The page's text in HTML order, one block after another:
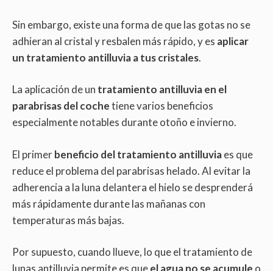
Sin embargo, existe una forma de que las gotas no se
adhieran al cristal y resbalen más rápido, y es aplicar
un tratamiento antilluvia a tus cristales.
La aplicación de un tratamiento antilluvia en el
parabrisas del cochetiene varios beneficios
especialmente notables durante otoño e invierno.
El primerbeneficio del tratamiento antilluviaes que
reduce el problema del parabrisas helado. Al evitar la
adherencia a la luna delantera el hielo se desprenderá
más rápidamente durante las mañanas con
temperaturas más bajas.
Por supuesto, cuando llueve, lo que el tratamiento de
lunas antilluvia permite es queel agua no se acumule o